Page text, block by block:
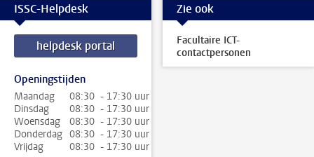
ISSC-Helpdesk
helpdesk portal
Openingstijden
Maandag
08:30 - 17:30 uur
Dinsdag
08:30 - 17:30 uur
Woensdag
08:30 - 17:30 uur
Donderdag 08:30 - 17:30 uur
Vrijdag
08:30 - 17:30 uur
Zie ook
Facultaire ICT-
contactpersonen